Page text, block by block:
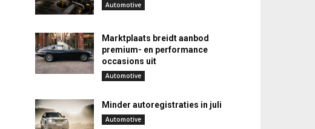
Automotive
Marktplaats breidt aanbod
premium- en performance
occasions uit
Automotive
Minder autoregistraties in juli
Automotive